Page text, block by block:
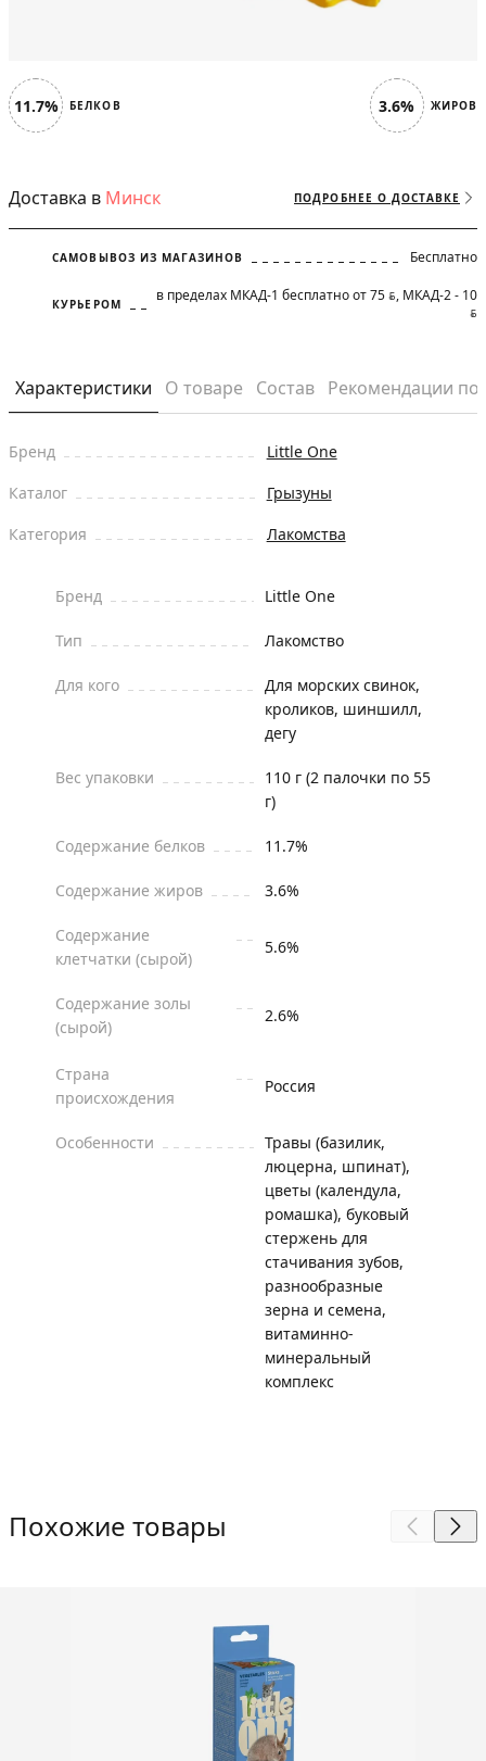
11.7% БЕЛКОВ 3.6% ЖИРОВ
Доставка в Минск ПОДРОБНЕЕ О ДОСТАВКЕ
САМОВЫВОЗ ИЗ МАГАЗИНОВ Бесплатно
КУРЬЕРОМ в пределах МКАД-1 бесплатно от 75 BYN, МКАД-2 - 10
BYN
Характеристики О товаре Состав Рекомендации
Бренд
Little One
Каталог
Грызуны
Категория
Лакомства
Бренд Little One
Тип Лакомство
Для кого
Для морских свинок,
кроликов, шиншилл,
дегу
Вес упаковки
110 г (2 палочки по 55
г)
Содержание белков 11.7%
Содержание жиров 3.6%
Содержание
клетчатки (сырой)
5.6%
Содержание золы
(сырой)
2.6%
Страна
происхождения
Россия
Особенности
Травы (базилик,
люцерна, шпинат),
цветы (календула,
ромашка), буковый
стержень для
стачивания зубов,
разнообразные
зерна и семена,
витаминно-
минеральный
комплекс
Похожие товары